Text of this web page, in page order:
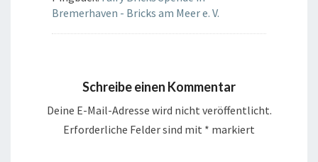
Bremerhaven - Bricks am Meer e. V.
Schreibe einen Kommentar
Deine E-Mail-Adresse wird nicht veröffentlicht.
Erforderliche Felder sind mit * markiert